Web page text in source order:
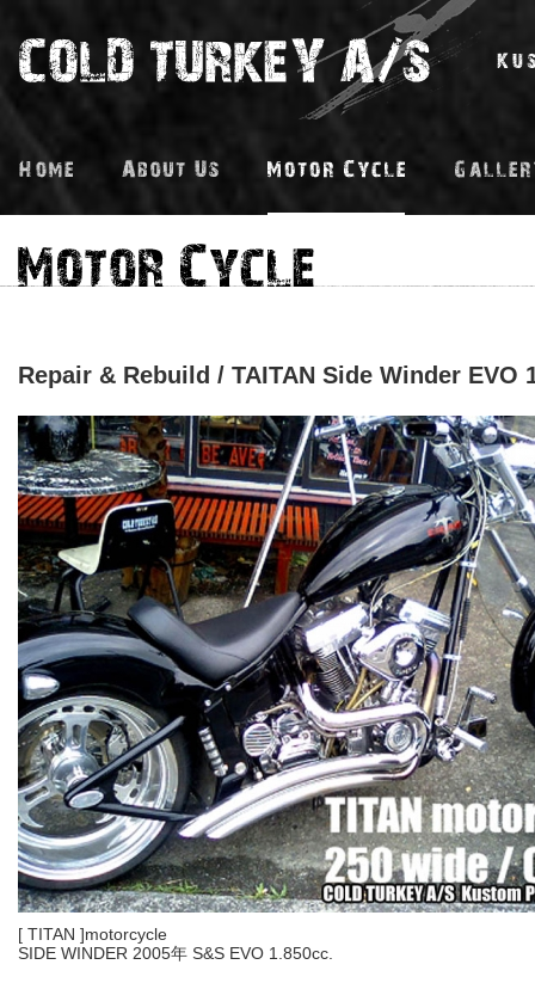
Repair & Rebuild / TAITAN Side Winder EVO
[ TITAN ]motorcycle
SIDE WINDER 2005年 S&S EVO 1.850cc.